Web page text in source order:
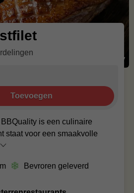
is een culinaire
staat voor een smaakvolle
Bevroren geleverd
Toevoegen